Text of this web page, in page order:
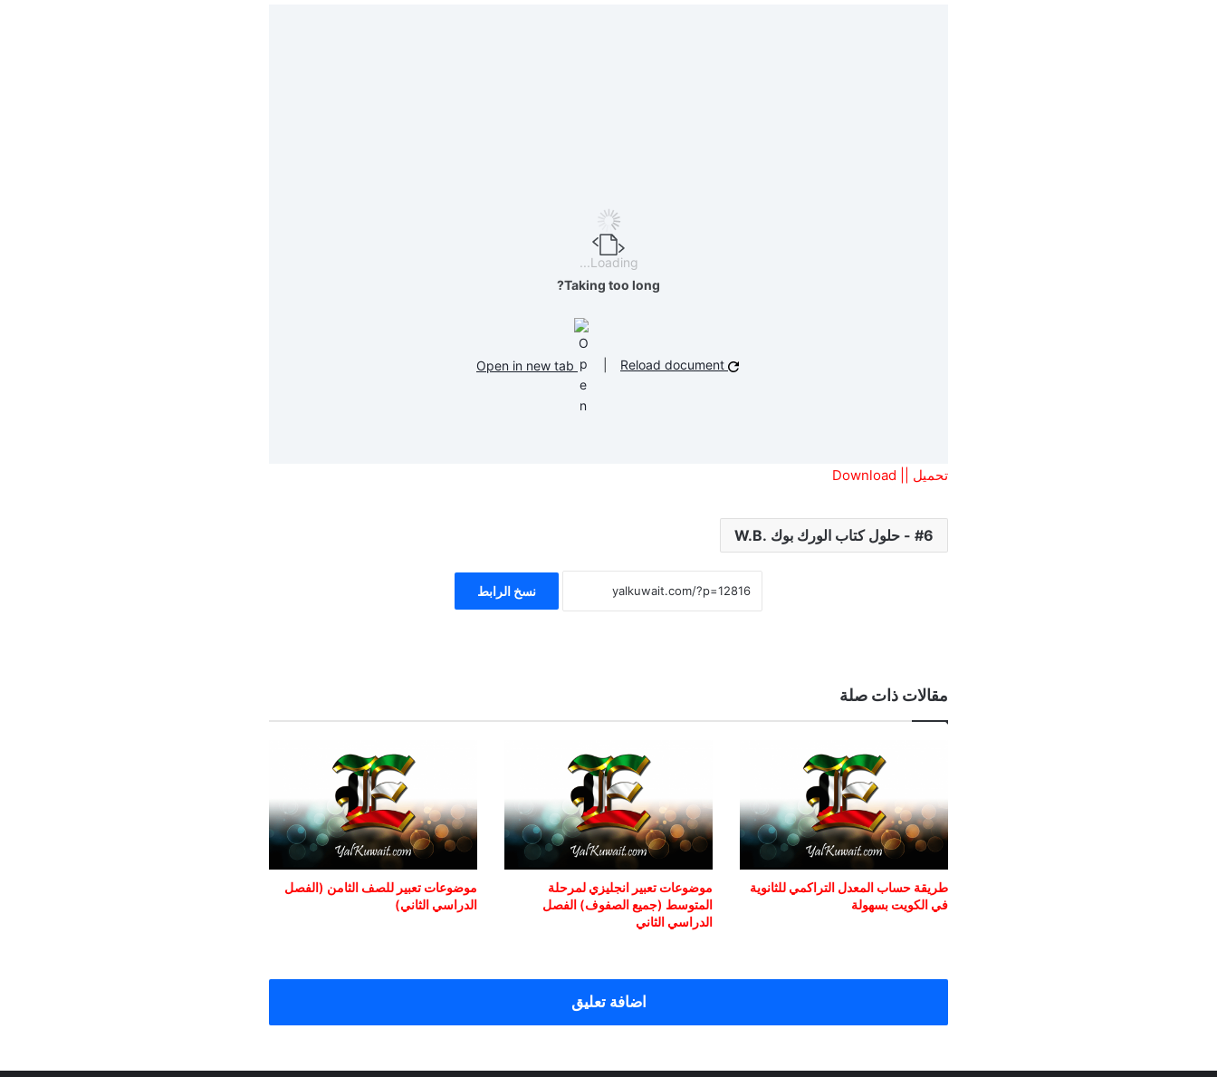
Loading...
Taking too long?
تحميل || Download
6 - حلول كتاب الورك بوك .W.B
نسخ الرابط
مقالات ذات صلة
طريقة حساب المعدل التراكمي للثانوية
في الكويت بسهولة
موضوعات تعبير انجليزي لمرحلة
المتوسط (جميع الصفوف) الفصل
الدراسي الثاني
موضوعات تعبير للصف الثامن (الفصل
الدراسي الثاني)
اضافة تعليق